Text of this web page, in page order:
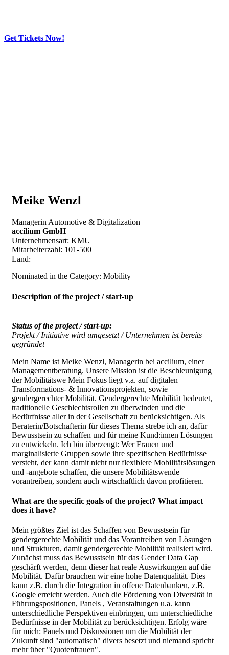
Get Tickets Now!
Meike Wenzl
Managerin Automotive & Digitalization
accilium GmbH
Unternehmensart: KMU
Mitarbeiterzahl: 101-500
Land:
Nominated in the Category: Mobility
Description of the project / start-up
Status of the project / start-up:
Projekt / Initiative wird umgesetzt / Unternehmen ist bereits
gegründet
Mein Name ist Meike Wenzl, Managerin bei accilium, einer
Managementberatung. Unsere Mission ist die Beschleunigung
der Mobilitätswe Mein Fokus liegt v.a. auf digitalen
Transformations- & Innovationsprojekten, sowie
gendergerechter Mobilität. Gendergerechte Mobilität bedeutet,
traditionelle Geschlechtsrollen zu überwinden und die
Bedürfnisse aller in der Gesellschaft zu berücksichtigen. Als
Beraterin/Botschafterin für dieses Thema strebe ich an, dafür
Bewusstsein zu schaffen und für meine Kund:innen Lösungen
zu entwickeln. Ich bin überzeugt: Wer Frauen und
marginalisierte Gruppen sowie ihre spezifischen Bedürfnisse
versteht, der kann damit nicht nur flexiblere Mobilitätslösungen
und -angebote schaffen, die unsere Mobilitätswende
vorantreiben, sondern auch wirtschaftlich davon profitieren.
What are the specific goals of the project? What impact
does it have?
Mein größtes Ziel ist das Schaffen von Bewusstsein für
gendergerechte Mobilität und das Vorantreiben von Lösungen
und Strukturen, damit gendergerechte Mobilität realisiert wird.
Zunächst muss das Bewusstsein für das Gender Data Gap
geschärft werden, denn dieser hat reale Auswirkungen auf die
Mobilität. Dafür brauchen wir eine hohe Datenqualität. Dies
kann z.B. durch die Integration in offene Datenbanken, z.B.
Google erreicht werden. Auch die Förderung von Diversität in
Führungspositionen, Panels , Veranstaltungen u.a. kann
unterschiedliche Perspektiven einbringen, um unterschiedliche
Bedürfnisse in der Mobilität zu berücksichtigen. Erfolg wäre
für mich: Panels und Diskussionen um die Mobilität der
Zukunft sind "automatisch" divers besetzt und niemand spricht
mehr über "Quotenfrauen".